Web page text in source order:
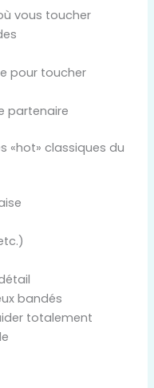
vous toucher
pour toucher
partenaire
«hot» classiques du
bandés
totalement